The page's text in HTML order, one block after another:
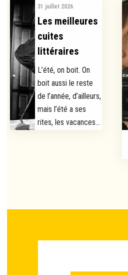
31 juillet 2026
Les meilleures
cuites
littéraires
L’été, on boit. On
boit aussi le reste
de l’année, d’ailleurs,
mais l’été a ses
rites, les vacances...